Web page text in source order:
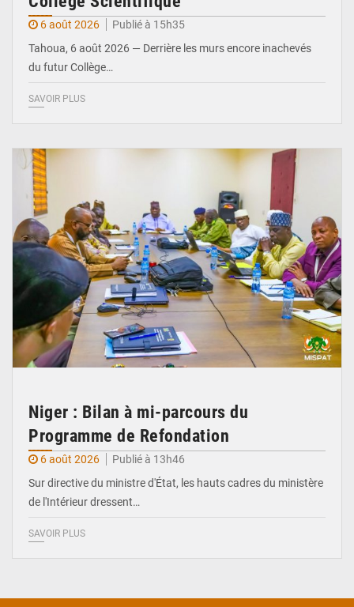
6 août 2026
Publié à 15h35
Tahoua, 6 août 2026 — Derrière les murs encore inachevés
du futur Collège…
SAVOIR PLUS
Niger : Bilan à mi-parcours du
Programme de Refondation
6 août 2026
Publié à 13h46
Sur directive du ministre d'État, les hauts cadres du ministère
de l'Intérieur dressent…
SAVOIR PLUS